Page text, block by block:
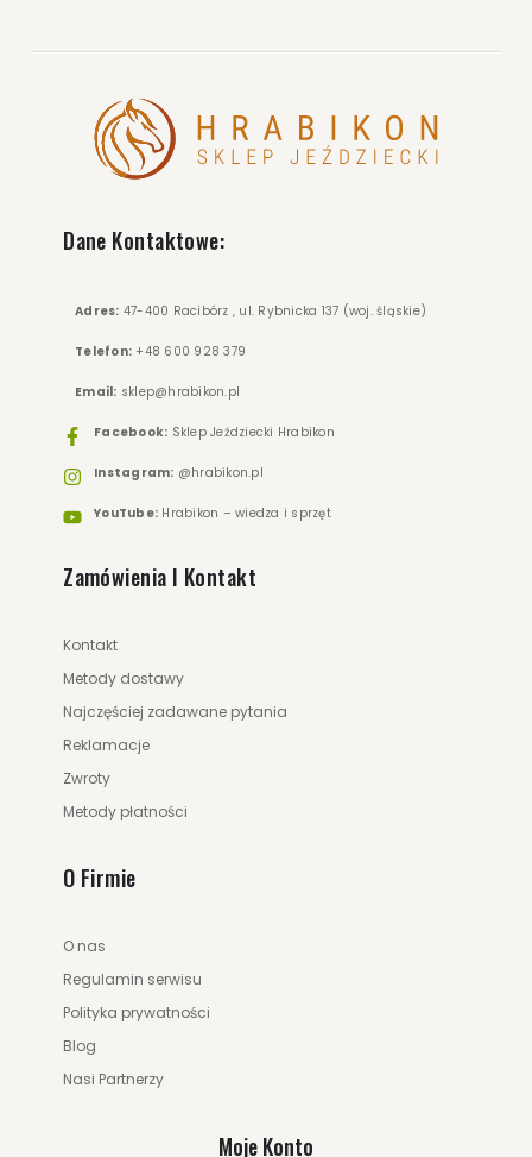
175.00 zł
ZOBACZ WIĘCEJ
Dane Kontaktowe:
Adres: 47-400 Racibórz , ul. Rybnicka 137 (woj. śląskie)
Telefon: +48 600 928 379
Email: sklep@hrabikon.pl
Facebook: Sklep Jeździecki Hrabikon
Instagram: @hrabikon.pl
YouTube: Hrabikon – wiedza i sprzęt
Zamówienia I Kontakt
Kontakt
Metody dostawy
Najczęściej zadawane pytania
Reklamacje
Zwroty
Metody płatności
O Firmie
O nas
Regulamin serwisu
Polityka prywatności
Blog
Nasi Partnerzy
Moje Konto